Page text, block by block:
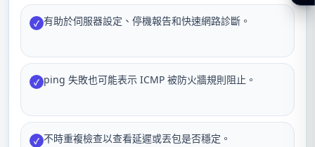
✓ 有助於伺服器設定、停機報告和快速網路診斷。
✓ ping 失敗也可能表示 ICMP 被防火牆規則阻止。
✓ 不時重複檢查以查看延遲或丟包是否穩定。